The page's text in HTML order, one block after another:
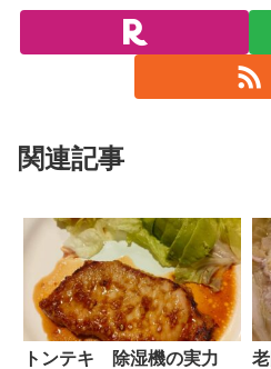
関連記事
トンテキ 除湿機の実力